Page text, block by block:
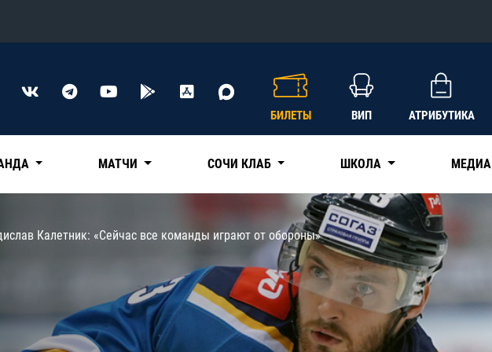
Конференция «Восток»
Трактор
Авангард
Адмирал
КХЛ
БИЛЕТЫ ВИП АТРИБУТИКА
МАТЧИ СОЧИ КЛАБ ШКОЛА МЕДИА
Калетник: «Сейчас все команды играют от обороны»